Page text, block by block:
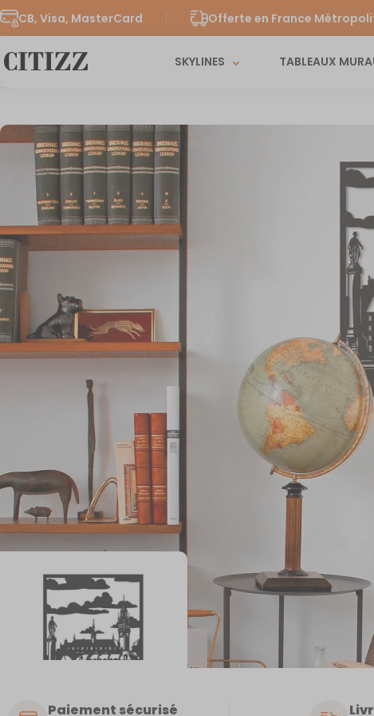
CB, Visa, MasterCard Offerte en France
SKYLINES TABLEAUX
Paiement sécurisé